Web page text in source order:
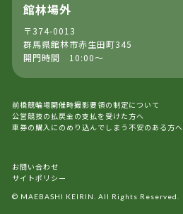
館林場外
〒374-0013
群馬県館林市赤生田町345
開門時間 10:00～
前橋競輪場開催時撮影要領の制定について
公営競技の払戻金の支払を受けた方へ
車券の購入にのめり込んでしまう不安のある方へ
お問い合わせ
サイトポリシー
© MAEBASHI KEIRIN. All Rights Reserved.